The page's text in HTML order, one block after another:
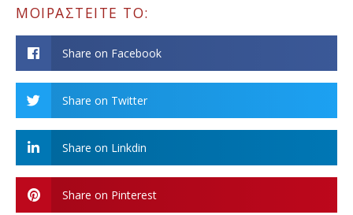
ΜΟΙΡΑΣΤΕΙΤΕ ΤΟ:
Share on Facebook
Share on Twitter
Share on Linkdin
Share on Pinterest